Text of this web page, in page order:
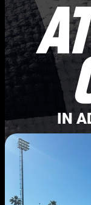
IN